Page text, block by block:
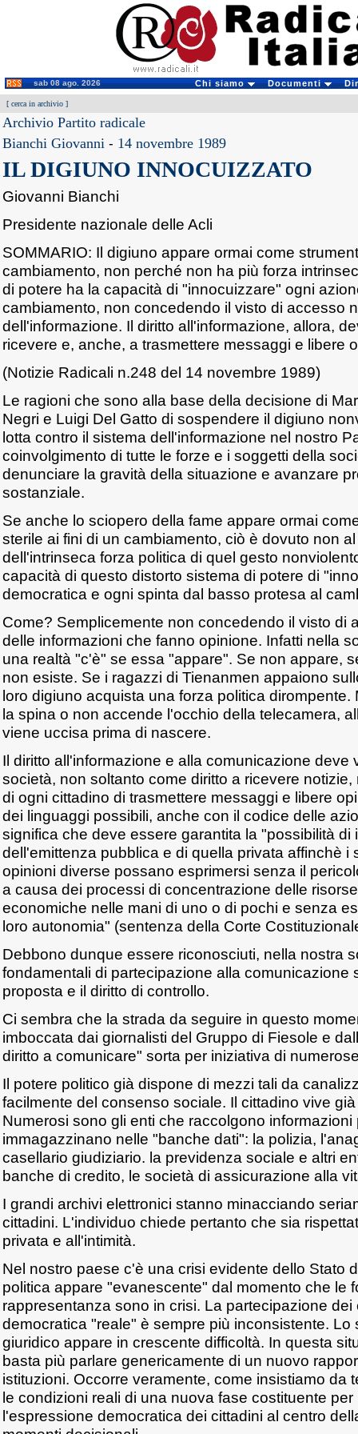
sab 08 ago. 2026 Chi siamo Documenti
[ cerca in archivio ]
Archivio Partito radicale
Bianchi Giovanni - 14 novembre 1989
IL DIGIUNO INNOCUIZZATO
Giovanni Bianchi
Presidente nazionale delle Acli
SOMMARIO: Il digiuno appare ormai come
cambiamento, non perché non ha più forza
di potere ha la capacità di "innocuizzare" ogni
cambiamento, non concedendo il visto di accesso
dell'informazione. Il diritto all'informazione, allora,
ricevere e, anche, a trasmettere messaggi e libere
(Notizie Radicali n.248 del 14 novembre 1989)
Le ragioni che sono alla base della decisione di
Negri e Luigi Del Gatto di sospendere il digiuno
lotta contro il sistema dell'informazione nel nostro
coinvolgimento di tutte le forze e i soggetti della
denunciare la gravità della situazione e avanzare
sostanziale.
Se anche lo sciopero della fame appare ormai
sterile ai fini di un cambiamento, ciò è dovuto non
dell'intrinseca forza politica di quel gesto
capacità di questo distorto sistema di potere di
democratica e ogni spinta dal basso protesa al
Come? Semplicemente non concedendo il visto di
delle informazioni che fanno opinione. Infatti nella
una realtà "c'è" se essa "appare". Se non appare,
non esiste. Se i ragazzi di Tienanmen appaiono
loro digiuno acquista una forza politica
la spina o non accende l'occhio della telecamera,
viene uccisa prima di nascere.
Il diritto all'informazione e alla comunicazione deve
società, non soltanto come diritto a ricevere
di ogni cittadino di trasmettere messaggi e libere
dei linguaggi possibili, anche con il codice delle
significa che deve essere garantita la "possibilità di
dell'emittenza pubblica e di quella privata affinchè i
opinioni diverse possano esprimersi senza il
a causa dei processi di concentrazione delle
economiche nelle mani di uno o di pochi e senza
loro autonomia" (sentenza della Corte
Debbono dunque essere riconosciuti, nella nostra
fondamentali di partecipazione alla comunicazione
proposta e il diritto di controllo.
Ci sembra che la strada da seguire in questo
imboccata dai giornalisti del Gruppo di Fiesole e
diritto a comunicare" sorta per iniziativa di
Il potere politico già dispone di mezzi tali da
facilmente del consenso sociale. Il cittadino vive
Numerosi sono gli enti che raccolgono informazioni
immagazzinano nelle "banche dati": la polizia,
casellario giudiziario. la previdenza sociale e altri
banche di credito, le società di assicurazione alla
I grandi archivi elettronici stanno minacciando
cittadini. L'individuo chiede pertanto che sia
privata e all'intimità.
Nel nostro paese c'è una crisi evidente dello Stato
politica appare "evanescente" dal momento che le
rappresentanza sono in crisi. La partecipazione dei
democratica "reale" è sempre più inconsistente. Lo
giuridico appare in crescente difficoltà. In questa
basta più parlare genericamente di un nuovo
istituzioni. Occorre veramente, come insistiamo da
le condizioni reali di una nuova fase costituente
l'espressione democratica dei cittadini al centro